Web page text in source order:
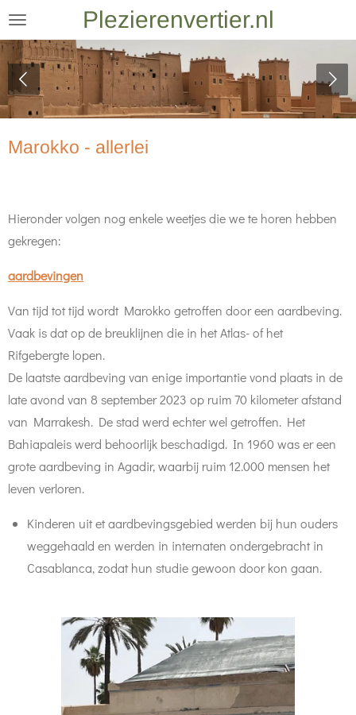
Ga
direct
naar
de
hoofdinhoud
Plezierenvertier.nl
Marokko - allerlei
Hieronder volgen nog enkele weetjes die we te horen hebben
gekregen:
aardbevingen
Van tijd tot tijd wordt Marokko getroffen door een aardbeving.
Vaak is dat op de breuklijnen die in het Atlas- of het
Rifgebergte lopen.
De laatste aardbeving van enige importantie vond plaats in de
late avond van 8 september 2023 op ruim 70 kilometer afstand
van Marrakesh. De stad werd echter wel getroffen. Het
Bahiapaleis werd behoorlijk beschadigd. In 1960 was er een
grote aardbeving in Agadir, waarbij ruim 12.000 mensen het
leven verloren.
Kinderen uit et aardbevingsgebied werden bij hun ouders
weggehaald en werden in internaten ondergebracht in
Casablanca, zodat hun studie gewoon door kon gaan.